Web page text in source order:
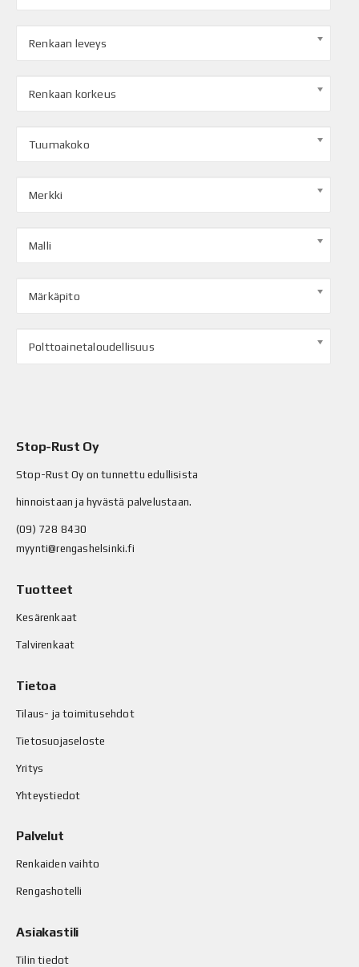
Renkaan leveys
Renkaan korkeus
Tuumakoko
Merkki
Malli
Märkäpito
Polttoainetaloudellisuus
Stop-Rust Oy
Stop-Rust Oy on tunnettu edullisista
hinnoistaan ja hyvästä palvelustaan.
(09) 728 8430
myynti@rengashelsinki.fi
Tuotteet
Kesärenkaat
Talvirenkaat
Tietoa
Tilaus- ja toimitusehdot
Tietosuojaseloste
Yritys
Yhteystiedot
Palvelut
Renkaiden vaihto
Rengashotelli
Asiakastili
Tilin tiedot